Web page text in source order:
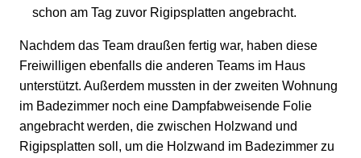
schon am Tag zuvor Rigipsplatten angebracht.
Nachdem das Team draußen fertig war, haben diese
Freiwilligen ebenfalls die anderen Teams im Haus
unterstützt. Außerdem mussten in der zweiten Wohnung
im Badezimmer noch eine Dampfabweisende Folie
angebracht werden, die zwischen Holzwand und
Rigipsplatten soll, um die Holzwand im Badezimmer zu